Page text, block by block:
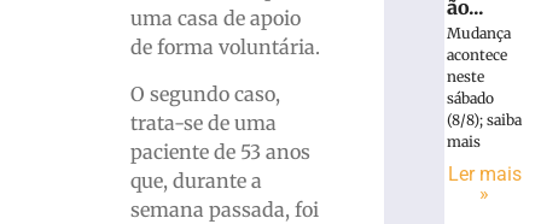
uma casa de apoio
de forma voluntária.
O segundo caso,
trata-se de uma
paciente de 53 anos
que, durante a
semana passada, foi
Hospital
atualiza
estado
saúde
trabalhador
ferido
ão...
Mudança
acontece
neste
sábado
(8/8); saiba
mais
Ler mais
»